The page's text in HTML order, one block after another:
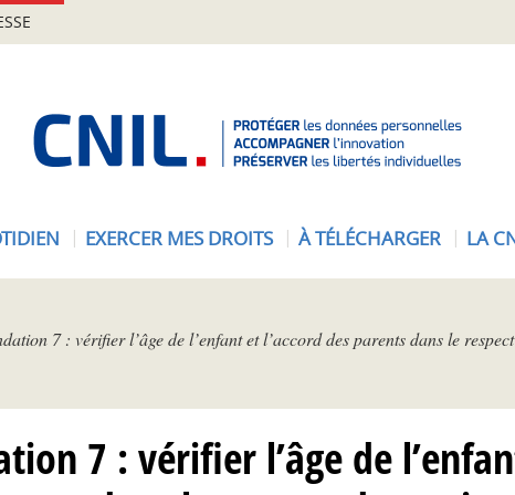
N
EXERCER MES DROITS À TÉLÉCHARGER LA
7 : vérifier l’âge de l’enfant et l’accord des parents dans le
7 : vérifier l’âge de